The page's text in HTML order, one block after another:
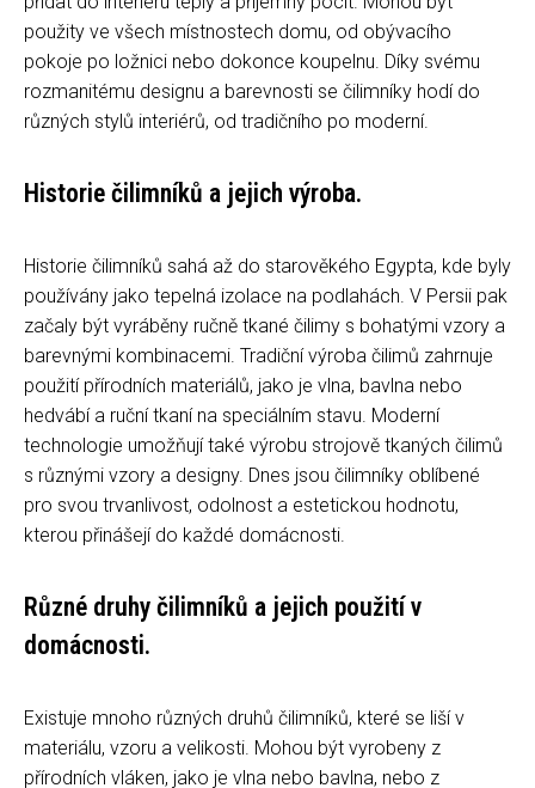
použity ve všech místnostech domu, od obývacího
pokoje po ložnici nebo dokonce koupelnu. Díky svému
rozmanitému designu a barevnosti se čilimníky hodí do
různých stylů interiérů, od tradičního po moderní.
Historie čilimníků a jejich výroba.
Historie čilimníků sahá až do starověkého Egypta, kde byly
používány jako tepelná izolace na podlahách. V Persii pak
začaly být vyráběny ručně tkané čilimy s bohatými vzory a
barevnými kombinacemi. Tradiční výroba čilimů zahrnuje
použití přírodních materiálů, jako je vlna, bavlna nebo
hedvábí a ruční tkaní na speciálním stavu. Moderní
technologie umožňují také výrobu strojově tkaných čilimů
s různými vzory a designy. Dnes jsou čilimníky oblíbené
pro svou trvanlivost, odolnost a estetickou hodnotu,
kterou přinášejí do každé domácnosti.
Různé druhy čilimníků a jejich použití v
domácnosti.
Existuje mnoho různých druhů čilimníků, které se liší v
materiálu, vzoru a velikosti. Mohou být vyrobeny z
přírodních vláken, jako je vlna nebo bavlna, nebo z